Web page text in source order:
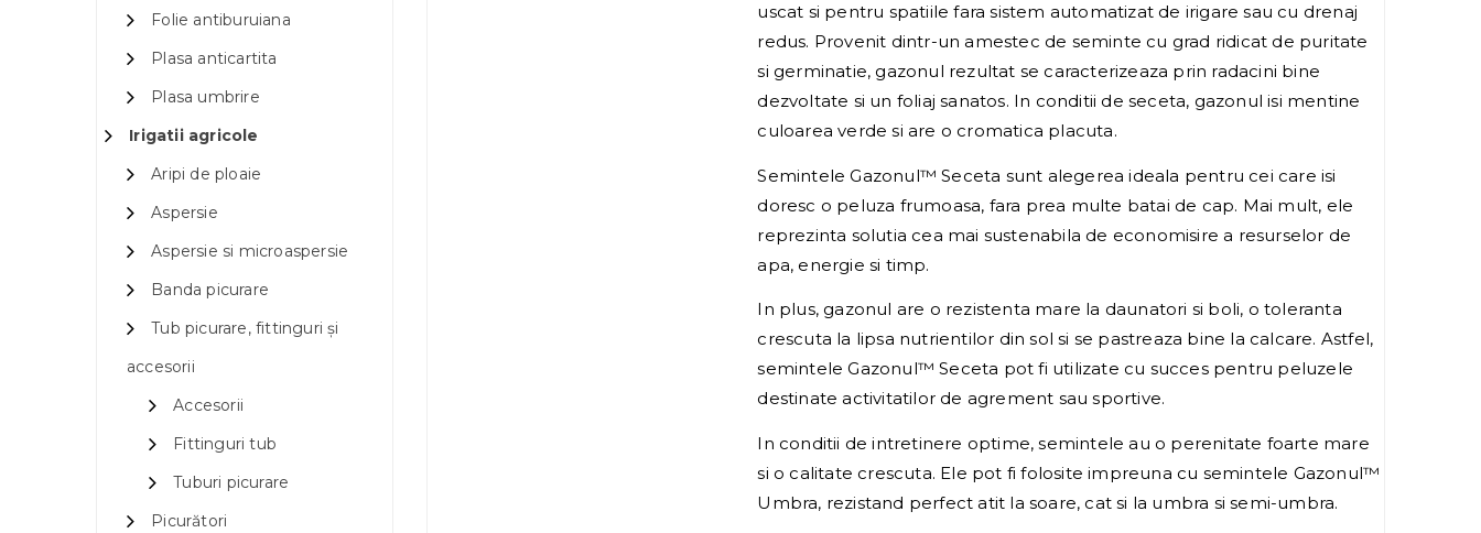
Folie antiburuiana
Plasa anticartita
Plasa umbrire
Irigatii agricole
Aripi de ploaie
Aspersie
Aspersie si microaspersie
Banda picurare
Tub picurare, fittinguri și
accesorii
Accesorii
Fittinguri tub
Tuburi picurare
Picurători
uscat si pentru spatiile fara sistem automatizat de irigare sau cu drenaj
redus. Provenit dintr-un amestec de seminte cu grad ridicat de puritate
si germinatie, gazonul rezultat se caracterizeaza prin radacini bine
dezvoltate si un foliaj sanatos. In conditii de seceta, gazonul isi mentine
culoarea verde si are o cromatica placuta.
Semintele Gazonul™ Seceta sunt alegerea ideala pentru cei care isi
doresc o peluza frumoasa, fara prea multe batai de cap. Mai mult, ele
reprezinta solutia cea mai sustenabila de economisire a resurselor de
apa, energie si timp.
In plus, gazonul are o rezistenta mare la daunatori si boli, o toleranta
crescuta la lipsa nutrientilor din sol si se pastreaza bine la calcare. Astfel,
semintele Gazonul™ Seceta pot fi utilizate cu succes pentru peluzele
destinate activitatilor de agrement sau sportive.
In conditii de intretinere optime, semintele au o perenitate foarte mare
si o calitate crescuta. Ele pot fi folosite impreuna cu semintele Gazonul™
Umbra, rezistand perfect atit la soare, cat si la umbra si semi-umbra.